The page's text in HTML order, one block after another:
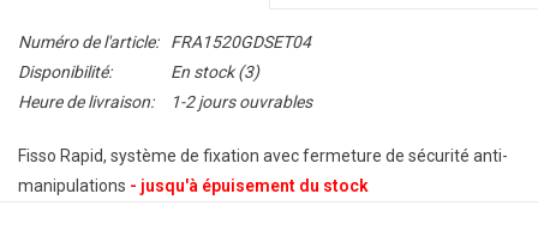
Numéro de l'article:
FRA1520GDSET04
Disponibilité:
En stock(3)
Heure de livraison:
1-2 jours ouvrables
Fisso Rapid, système de fixation avec fermeture de sécurité anti-
manipulations - jusqu'à épuisement du stock